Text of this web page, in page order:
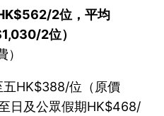
2位，平均
2位）
）
五HK$388/位（原價
日及公眾假期HK$468/